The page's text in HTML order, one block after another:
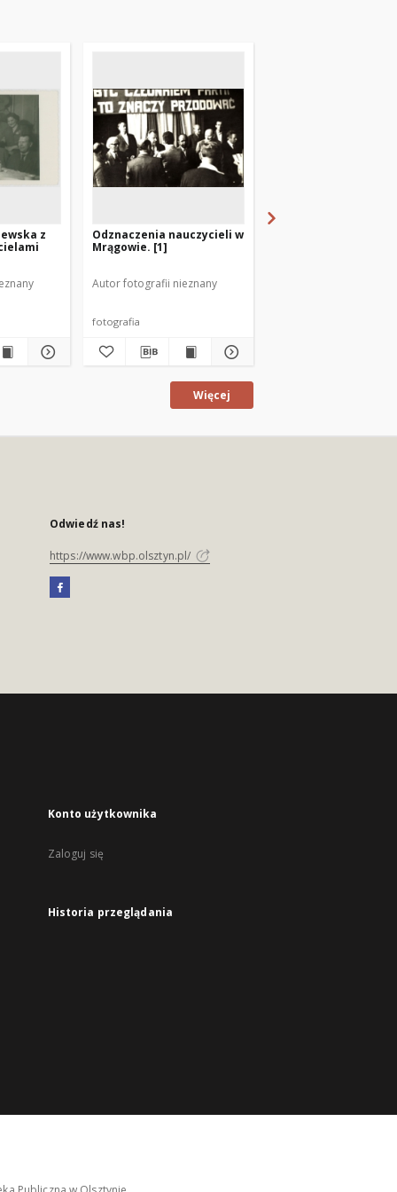
z
Odznaczenia nauczycieli w
Mrągowie. [1]
Autor fotografii nieznany
fotografia
Więcej
Odwiedź nas!
https://www.wbp.olsztyn.pl/
Konto użytkownika
Zaloguj się
Historia przeglądania